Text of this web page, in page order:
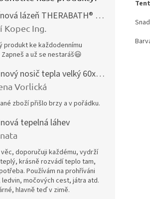
Parafínová lázeň THERABATH® PRO, parafínová vana TB7
produktu je 5 z 5 hvězdiček.
Kopec Ing.
produkt ke každodennímu
a už se nestaráš😃
Rašelinový nosič tepla velký 60x40 cm
produktu je 5 z 5 hvězdiček.
Vorlická
zboží přišlo brzy a v pořádku.
tepelná láhev
produktu je 5 z 5 hvězdiček.
věc, doporučuji každému, vydrží
krásně rozvádí teplo tam,
Používám na prohříváni
močových cest, játra atd.
hlavně teď v zimě.